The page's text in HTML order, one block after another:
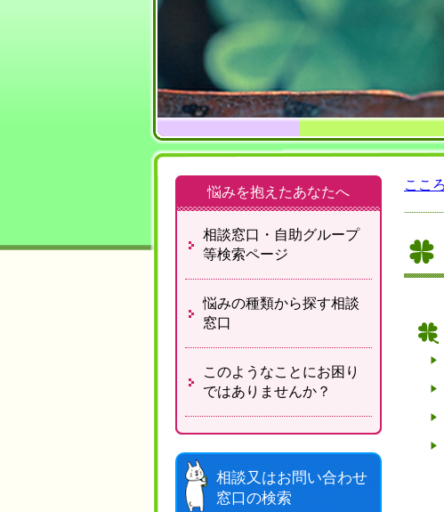
ここ
悩みを抱えたあなたへ
相談窓口・自助グループ
等検索ページ
悩みの種類から探す相談
窓口
このようなことにお困り
ではありませんか？
相談又はお問い合わせ
窓口の検索